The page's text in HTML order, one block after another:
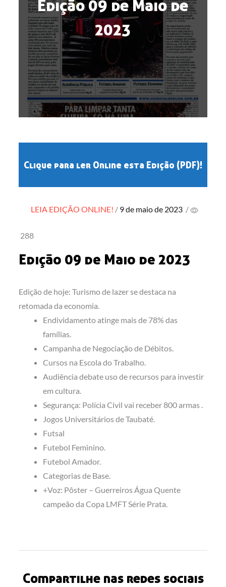
Edição 09 de Maio de
2023
Clique para ler Online esta Edição (PDF)!
LEIA EDIÇÃO ONLINE! Posted
9 de maio de 2023 /
288
Edição 09 de Maio de 2023
Edição de hoje: Turismo de lazer se destaca na
retomada da economia.
Endividamento atinge mais de 78% das
famílias.
Campanha de Negociação de Débitos.
Cursos na Escola do Trabalho.
Audiência debate uso de recursos para investir
em cultura.
Segurança: Polícia Civil vai receber 800 armas .
Jogos Universitários de Taubaté.
Futsal
Futebol Feminino.
Futebol Amador.
Categorias de Base.
+Voz: Pôster – Guerreiros Água Quente
campeão da Copa LMFT Série Prata.
Compartilhe nas redes sociais